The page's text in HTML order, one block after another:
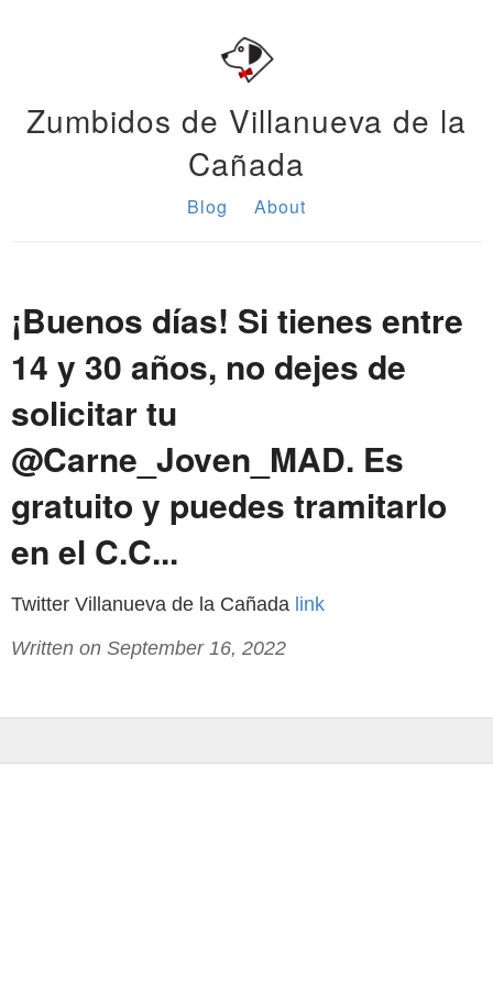
Zumbidos de Villanueva de la
Cañada
Blog About
¡Buenos días! Si tienes entre
14 y 30 años, no dejes de
solicitar tu
@Carne_Joven_MAD. Es
gratuito y puedes tramitarlo
en el C.C...
Twitter Villanueva de la Cañada link
Written on September 16, 2022